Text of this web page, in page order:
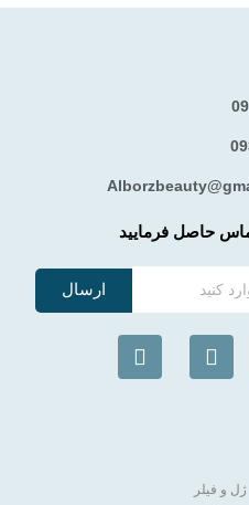
حاصل فرمایید
ارسال
ژل و فیلر